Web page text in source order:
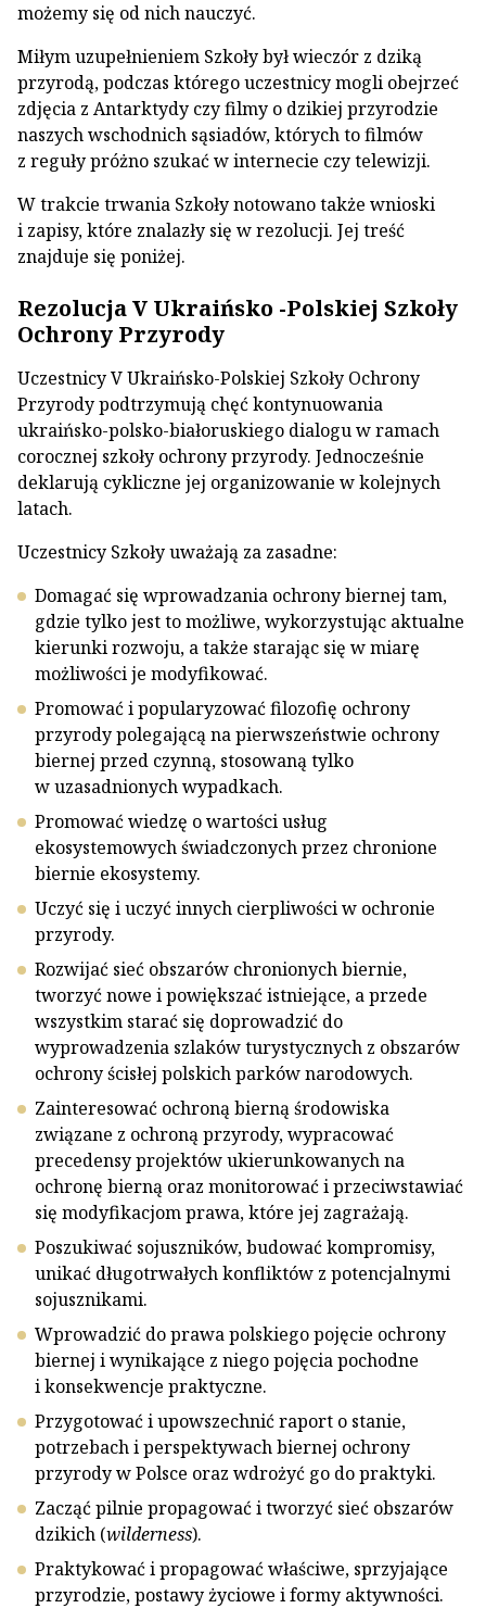
możemy się od nich nauczyć.
Miłym uzupełnieniem Szkoły był wieczór z dziką
przyrodą, podczas którego uczestnicy mogli obejrzeć
zdjęcia z Antarktydy czy filmy o dzikiej przyrodzie
naszych wschodnich sąsiadów, których to filmów
z reguły próżno szukać w internecie czy telewizji.
W trakcie trwania Szkoły notowano także wnioski
i zapisy, które znalazły się w rezolucji. Jej treść
znajduje się poniżej.
Rezolucja V Ukraińsko -Polskiej Szkoły
Ochrony Przyrody
Uczestnicy V Ukraińsko-Polskiej Szkoły Ochrony
Przyrody podtrzymują chęć kontynuowania
ukraińsko-polsko-białoruskiego dialogu w ramach
corocznej szkoły ochrony przyrody. Jednocześnie
deklarują cykliczne jej organizowanie w kolejnych
latach.
Uczestnicy Szkoły uważają za zasadne:
Domagać się wprowadzania ochrony biernej tam,
gdzie tylko jest to możliwe, wykorzystując aktualne
kierunki rozwoju, a także starając się w miarę
możliwości je modyfikować.
Promować i popularyzować filozofię ochrony
przyrody polegającą na pierwszeństwie ochrony
biernej przed czynną, stosowaną tylko
w uzasadnionych wypadkach.
Promować wiedzę o wartości usług
ekosystemowych świadczonych przez chronione
biernie ekosystemy.
Uczyć się i uczyć innych cierpliwości w ochronie
przyrody.
Rozwijać sieć obszarów chronionych biernie,
tworzyć nowe i powiększać istniejące, a przede
wszystkim starać się doprowadzić do
wyprowadzenia szlaków turystycznych z obszarów
ochrony ścisłej polskich parków narodowych.
Zainteresować ochroną bierną środowiska
związane z ochroną przyrody, wypracować
precedensy projektów ukierunkowanych na
ochronę bierną oraz monitorować i przeciwstawiać
się modyfikacjom prawa, które jej zagrażają.
Poszukiwać sojuszników, budować kompromisy,
unikać długotrwałych konfliktów z potencjalnymi
sojusznikami.
Wprowadzić do prawa polskiego pojęcie ochrony
biernej i wynikające z niego pojęcia pochodne
i konsekwencje praktyczne.
Przygotować i upowszechnić raport o stanie,
potrzebach i perspektywach biernej ochrony
przyrody w Polsce oraz wdrożyć go do praktyki.
Zacząć pilnie propagować i tworzyć sieć obszarów
dzikich (wilderness).
Praktykować i propagować właściwe, sprzyjające
przyrodzie, postawy życiowe i formy aktywności.